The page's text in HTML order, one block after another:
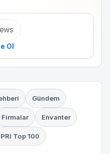
Ol
Gündem
Firmalar Envanter
Top 100